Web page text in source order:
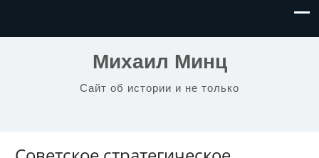
Михаил Минц
Сайт об истории и не только